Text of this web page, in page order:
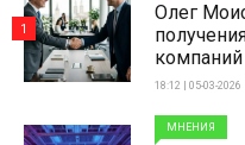
Олег
компаний
18:12 | 05-03-2026
1
МНЕНИЯ